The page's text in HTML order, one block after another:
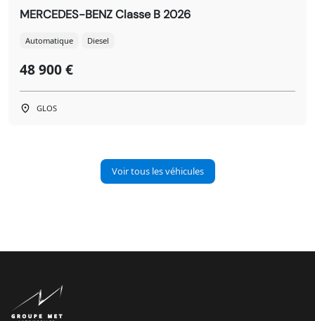
MERCEDES-BENZ Classe B 2026
Automatique Diesel
48 900 €
GLOS
Voir tous les véhicules